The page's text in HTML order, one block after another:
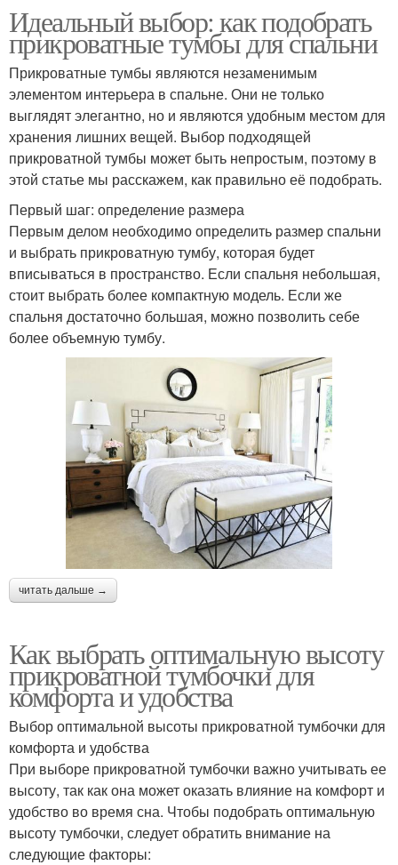
Идеальный выбор: как подобрать
прикроватные тумбы для спальни
Прикроватные тумбы являются незаменимым
элементом интерьера в спальне. Они не только
выглядят элегантно, но и являются удобным местом для
хранения лишних вещей. Выбор подходящей
прикроватной тумбы может быть непростым, поэтому в
этой статье мы расскажем, как правильно её подобрать.
Первый шаг: определение размера
Первым делом необходимо определить размер спальни
и выбрать прикроватную тумбу, которая будет
вписываться в пространство. Если спальня небольшая,
стоит выбрать более компактную модель. Если же
спальня достаточно большая, можно позволить себе
более объемную тумбу.
читать дальше →
Как выбрать оптимальную высоту
прикроватной тумбочки для
комфорта и удобства
Выбор оптимальной высоты прикроватной тумбочки для
комфорта и удобства
При выборе прикроватной тумбочки важно учитывать ее
высоту, так как она может оказать влияние на комфорт и
удобство во время сна. Чтобы подобрать оптимальную
высоту тумбочки, следует обратить внимание на
следующие факторы: